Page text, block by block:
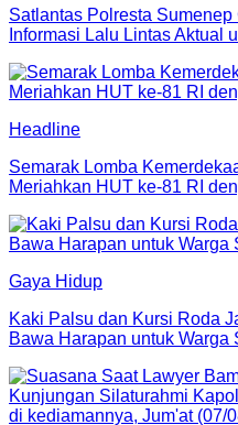
Satlantas Polresta
Informasi Lalu Lintas Aktual
Headline
Semarak Lomba
Meriahkan HUT ke-81 RI
Gaya Hidup
Kaki Palsu dan Kursi Roda
Bawa Harapan untuk Warga